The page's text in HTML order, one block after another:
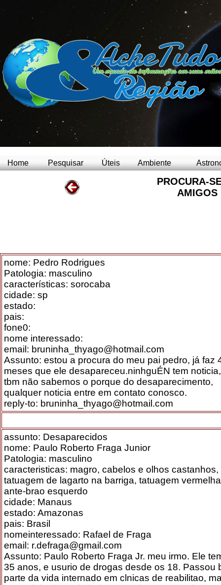
Home Pesquisar Úteis Ambiente
PROCURA-
AMIGOS
nome: Pedro Rodrigues
Patologia: masculino
características: sorocaba
cidade: sp
estado:
pais:
fone0:
nome interessado:
email: bruninha_thyago@hotmail.com
Assunto: estou a procura do meu pai pedro, já faz
meses que ele desapareceu.ninhguÉN tem
tbm não sabemos o porque do desaparecimento,
qualquer noticia entre em contato conosco.
reply-to: bruninha_thyago@hotmail.com
assunto: Desaparecidos
nome: Paulo Roberto Fraga Junior
Patologia: masculino
caracteristicas: magro, cabelos e olhos castanhos,
tatuagem de lagarto na barriga, tatuagem
ante-brao esquerdo
cidade: Manaus
estado: Amazonas
pais: Brasil
nomeinteressado: Rafael de Fraga
email: r.defraga@gmail.com
Assunto: Paulo Roberto Fraga Jr. meu irmo. Ele
35 anos, e usurio de drogas desde os 18. Passou
parte da vida internado em clnicas de reabilitao,